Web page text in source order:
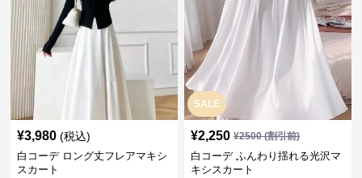
¥3,980 (税込)
白コーデ ロング丈フレアマキシ
スカート
SALE
¥2,250 ¥2500(割引前)
白コーデ ふんわり揺れる光沢マ
キシスカート